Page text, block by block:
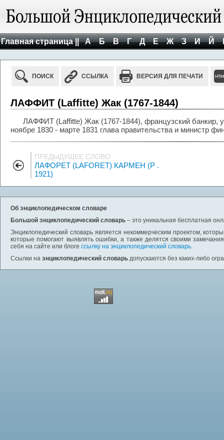
Главная страница || А Б В Г Д Е Ж З И Й
ПОИСК ССЫЛКА ВЕРСИЯ ДЛЯ ПЕЧАТИ
ЛАФФИТ (Laffitte) Жак (1767-1844)
ЛАФФИТ (Laffitte) Жак (1767-1844), французский банкир,
ноябре 1830 - марте 1831 глава правительства и министр
ПРЕДЫДУЩЕЕ СЛОВО
ЛАФОРЕТ (LAFORET) КАРМЕН (Р .
1921)
Об энциклопедическом словаре
Большой энциклопедический словарь – это уникальная бесплатная
Энциклопедический словарь является некоммерческим проектом,
которые помогают выявлять ошибки, а также делятся своими
себя на сайте или блоге ссылку на энциклопедический словарь.
Ссылки на энциклопедический словарь допускаются без каких-либо